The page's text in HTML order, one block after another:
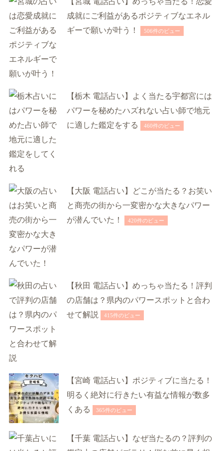
成就にご利益があるポジティブなエネル
ギーで願いが叶う！
506件のビュー
【栃木 電話占い】よく当たる宇都宮には
パワーを秘めたハズれない占い師で地元
に適した鑑定をする
460件のビュー
【大阪 電話占い】どこが当たる？お笑い
と商売の街から一変密かな大きなパワー
が潜んでいた！
420件のビュー
【秋田 電話占い】めっちゃ当たる！評判
の店舗は？県内のパワースポットと合わ
せて解説
415件のビュー
【宮崎 電話占い】ポジティブに当たる！
明るく絶対に行きたい有益な情報が数多
くある
365件のビュー
【千葉 電話占い】なぜ当たるの？評判の